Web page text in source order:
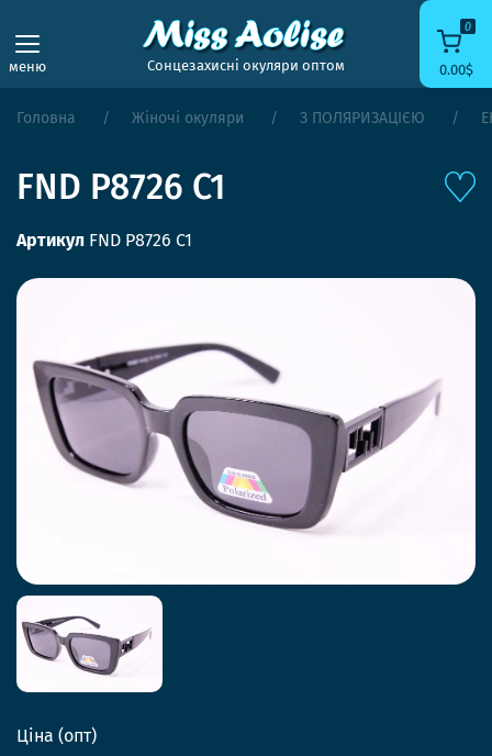
меню Сонцезахисні окуляри оптом
0
0.00$
Головна Жіночі окуляри З ПОЛЯРИЗАЦІЄЮ
FND P8726 C1
Артикул FND P8726 C1
Ціна (опт)